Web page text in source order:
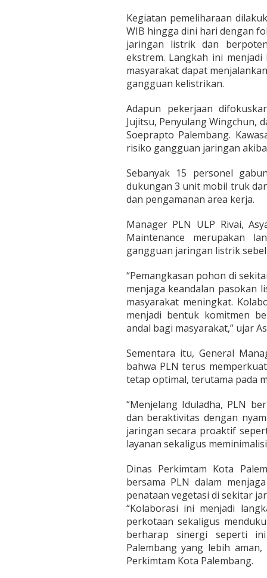
k
J
a
g
a
K
e
a
d
a
l
a
n
i
s
t
k
Kegiatan pemeliharaan
WIB hingga dini hari dengan
jaringan listrik dan
ekstrem. Langkah ini
masyarakat dapat
gangguan kelistrikan.
Adapun pekerjaan
Jujitsu, Penyulang Wingchun,
Soeprapto Palembang.
risiko gangguan jaringan
Sebanyak 15 personel
dukungan 3 unit mobil truk
dan pengamanan area kerja.
Manager PLN ULP Rivai,
Maintenance merupakan
gangguan jaringan listrik
“Pemangkasan pohon di
menjaga keandalan pasokan
masyarakat meningkat.
menjadi bentuk komitmen
andal bagi masyarakat,” ujar
Sementara itu, General
bahwa PLN terus
tetap optimal, terutama pada
“Menjelang Iduladha, PLN
dan beraktivitas dengan
jaringan secara proaktif
layanan sekaligus
Dinas Perkimtam Kota
bersama PLN dalam
penataan vegetasi di sekitar
“Kolaborasi ini menjadi
perkotaan sekaligus
berharap sinergi seperti
Palembang yang lebih
Perkimtam Kota Palembang.